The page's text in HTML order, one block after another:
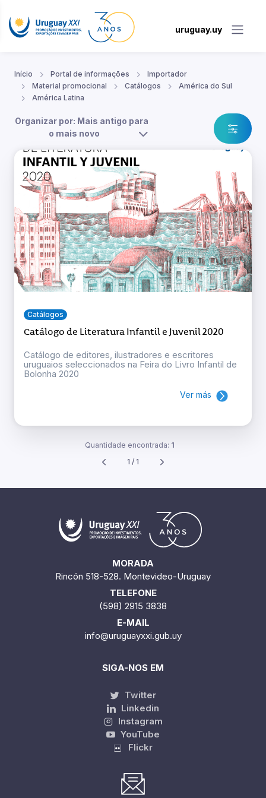
uruguay.uy
Início Portal de informações
Importador
Material promocional
Catálogos
América do Sul
América Latina
Organizar por: Mais antigo para
o mais novo
Catálogos
Catálogo de Literatura Infantil e Juvenil 2020
Catálogo de editores, ilustradores e escritores
uruguaios seleccionados na Feira do Livro Infantil de
Bolonha 2020
Ver más
Quantidade encontrada: 1
1 / 1
MORADA
Rincón 518-528. Montevideo-Uruguay
TELEFONE
(598) 2915 3838
E-MAIL
info@uruguayxxi.gub.uy
SIGA-NOS EM
Twitter
Linkedin
Instagram
YouTube
Flickr